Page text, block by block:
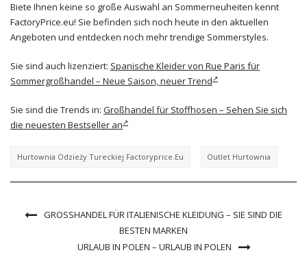
Biete Ihnen keine so große Auswahl an Sommerneuheiten kennt
FactoryPrice.eu! Sie befinden sich noch heute in den aktuellen
Angeboten und entdecken noch mehr trendige Sommerstyles.
Sie sind auch lizenziert: Spanische Kleider von Rue Paris für
Sommergroßhandel – Neue Saison, neuer Trend
Sie sind die Trends in: Großhandel für Stoffhosen – Sehen Sie sich
die neuesten Bestseller an
Hurtownia Odzieży Tureckiej Factoryprice.eu Outlet Hurtownia
GROSSHANDEL FÜR ITALIENISCHE KLEIDUNG – SIE SIND DIE B
ESTEN MARKEN
URLAUB IN POLEN – URLAUB IN POLEN